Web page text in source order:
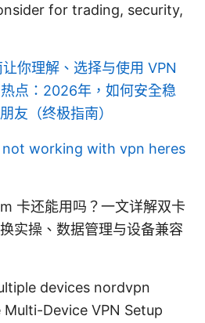
for trading, security,
你理解、选择与使用 VPN
点：2026年，如何安全稳
友（终极指南）
working with vpn heres
卡还能用吗？一文详解双卡
实操、数据管理与设备兼容
devices nordvpn
Device VPN Setup